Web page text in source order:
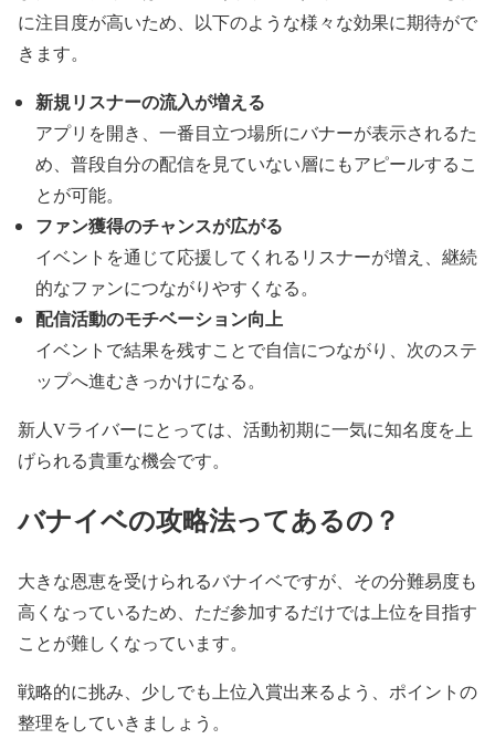
に注目度が高いため、以下のような様々な効果に期待がで
きます。
新規リスナーの流入が増える
アプリを開き、一番目立つ場所にバナーが表示されるた
め、普段自分の配信を見ていない層にもアピールするこ
とが可能。
ファン獲得のチャンスが広がる
イベントを通じて応援してくれるリスナーが増え、継続
的なファンにつながりやすくなる。
配信活動のモチベーション向上
イベントで結果を残すことで自信につながり、次のステ
ップへ進むきっかけになる。
新人Vライバーにとっては、活動初期に一気に知名度を上
げられる貴重な機会です。
バナイベの攻略法ってあるの？
大きな恩恵を受けられるバナイベですが、その分難易度も
高くなっているため、ただ参加するだけでは上位を目指す
ことが難しくなっています。
戦略的に挑み、少しでも上位入賞出来るよう、ポイントの
整理をしていきましょう。